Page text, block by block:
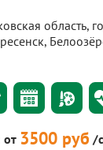
область,
от 3500 руб /